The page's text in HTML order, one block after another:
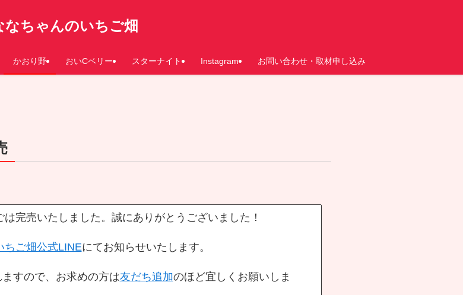
なちゃんのいちご畑
かおり野 おいCベリー スターナイト Instagram お問い合わせ・取材申し込み
完売いたしました。誠にありがとうございました！
ちご畑公式LINEにてお知らせいたします。
すので、お求めの方は友だち追加のほど宜しくお願いしま